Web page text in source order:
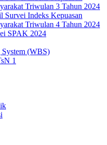
Triwulan 3 Tahun 2024
Survei Indeks Kepuasan
Triwulan 4 Tahun 2024
SPAK 2024
(WBS)
1